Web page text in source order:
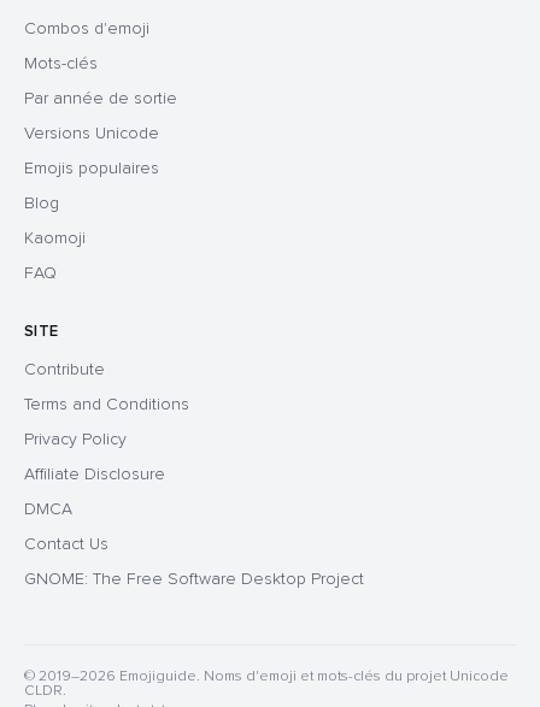
Combos d'emoji
Mots-clés
Par année de sortie
Versions Unicode
Emojis populaires
Blog
Kaomoji
FAQ
SITE
Contribute
Terms and Conditions
Privacy Policy
Affiliate Disclosure
DMCA
Contact Us
GNOME: The Free Software Desktop Project
© 2019–2026 Emojiguide. Noms d'emoji et mots-clés du projet Unicode
CLDR.